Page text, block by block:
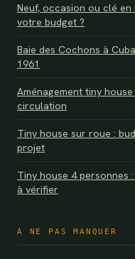
Neuf, occasion ou clé
votre budget ?
Baie des Cochons à
1961
Aménagement tiny
circulation
Tiny house sur roue :
projet
Tiny house 4 personnes
à vérifier
À NE PAS MANQUER